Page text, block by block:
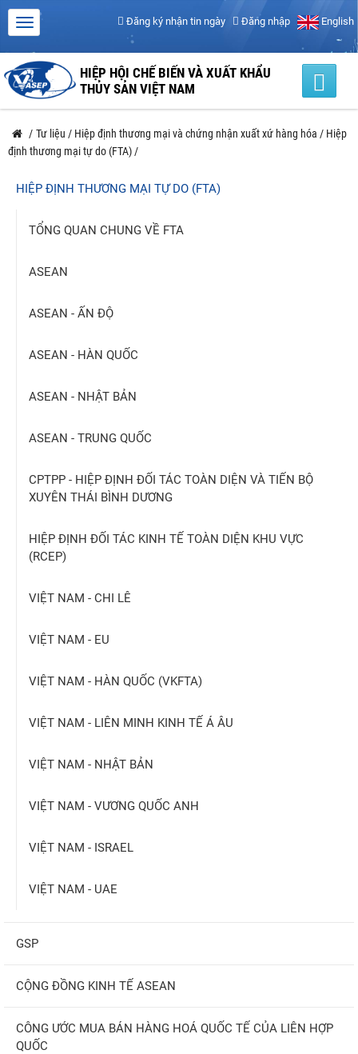
Đăng ký nhận tin ngày Đăng nhập English
HIỆP HỘI CHẾ BIẾN VÀ XUẤT KHẨU
THỦY SẢN VIỆT NAM
/ Tư liệu / Hiệp định thương mại và chứng nhận xuất xứ hàng hóa / Hiệp
định thương mại tự do (FTA) /
HIỆP ĐỊNH THƯƠNG MẠI TỰ DO (FTA)
TỔNG QUAN CHUNG VỀ FTA
ASEAN
ASEAN - ẤN ĐỘ
ASEAN - HÀN QUỐC
ASEAN - NHẬT BẢN
ASEAN - TRUNG QUỐC
CPTPP - HIỆP ĐỊNH ĐỐI TÁC TOÀN DIỆN VÀ TIẾN BỘ
XUYÊN THÁI BÌNH DƯƠNG
HIỆP ĐỊNH ĐỐI TÁC KINH TẾ TOÀN DIỆN KHU VỰC
(RCEP)
VIỆT NAM - CHI LÊ
VIỆT NAM - EU
VIỆT NAM - HÀN QUỐC (VKFTA)
VIỆT NAM - LIÊN MINH KINH TẾ Á ÂU
VIỆT NAM - NHẬT BẢN
VIỆT NAM - VƯƠNG QUỐC ANH
VIỆT NAM - ISRAEL
VIỆT NAM - UAE
GSP
CỘNG ĐỒNG KINH TẾ ASEAN
CÔNG ƯỚC MUA BÁN HÀNG HOÁ QUỐC TẾ CỦA LIÊN HỢP
QUỐC